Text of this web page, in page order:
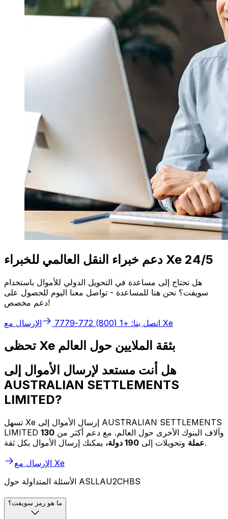
دعم خبراء النقل العالمي للخبراء Xe 24/5
هل تحتاج إلى مساعدة في التحويل الدولي للأموال باستخدام
سويفت؟ نحن هنا للمساعدة - تواصل معنا اليوم للحصول على
دعم مخصص!
اتصل بنا: +1 (800) 772-7779 الإرسال مع Xe
تحظى Xe بثقة الملايين حول العالم
هل أنت مستعد لإرسال الأموال إلى
AUSTRALIAN SETTLEMENTS
LIMITED?
تسهل Xe إرسال الأموال إلى AUSTRALIAN SETTLEMENTS
LIMITED وآلاف البنوك الأخرى حول العالم. مع دعم أكثر من 130
عملة وتحويلات إلى 190 دولة،
يمكنك إرسال الأموال بكل ثقة.
الإرسال مع Xe
الأسئلة المتداولة حول ASLLAU2CHBS
ما هو رمز سويفت؟